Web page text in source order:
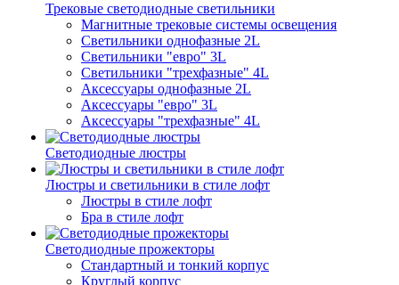
Трековые светодиодные светильники
Магнитные трековые системы освещения
Светильники однофазные 2L
Светильники "евро" 3L
Светильники "трехфазные" 4L
Аксессуары однофазные 2L
Аксессуары "евро" 3L
Аксессуары "трехфазные" 4L
Светодиодные люстры
Люстры и светильники в стиле лофт
Люстры в стиле лофт
Бра в стиле лофт
Светодиодные прожекторы
Стандартный и тонкий корпус
Круглый корпус